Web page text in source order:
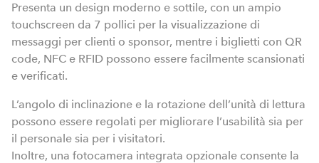
Presenta un design moderno e sottile, con un ampio
touchscreen da 7 pollici per la visualizzazione di
messaggi per clienti o sponsor, mentre i biglietti con QR
code, NFC e RFID possono essere facilmente scansionati
e verificati.
L’angolo di inclinazione e la rotazione dell’unità di lettura
possono essere regolati per migliorare l’usabilità sia per
il personale sia per i visitatori.
Inoltre, una fotocamera integrata opzionale consente la